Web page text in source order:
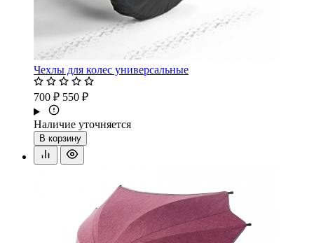
Чехлы для колес универсальные
700 ₽ 550 ₽
Наличие уточняется
В корзину